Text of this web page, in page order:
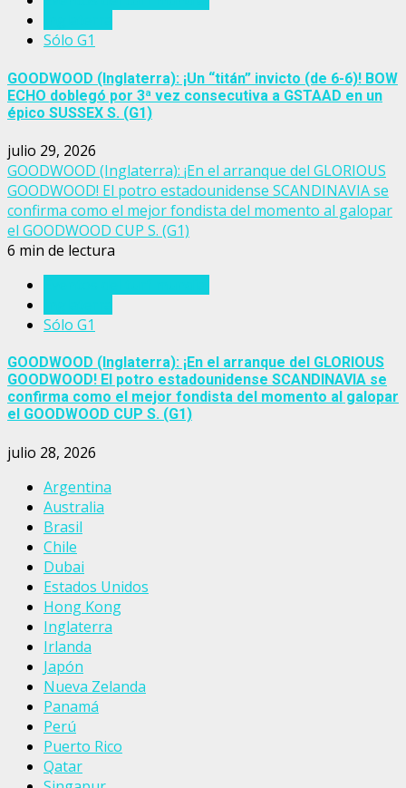
Sólo G1
GOODWOOD (Inglaterra): ¡Un “titán” invicto (de 6-6)! BOW
ECHO doblegó por 3ª vez consecutiva a GSTAAD en un
épico SUSSEX S. (G1)
julio 29, 2026
GOODWOOD (Inglaterra): ¡En el arranque del GLORIOUS
GOODWOOD! El potro estadounidense SCANDINAVIA se
confirma como el mejor fondista del momento al galopar
el GOODWOOD CUP S. (G1)
6 min de lectura
Sólo G1
GOODWOOD (Inglaterra): ¡En el arranque del GLORIOUS
GOODWOOD! El potro estadounidense SCANDINAVIA se
confirma como el mejor fondista del momento al galopar
el GOODWOOD CUP S. (G1)
julio 28, 2026
Argentina
Australia
Brasil
Chile
Dubai
Estados Unidos
Hong Kong
Inglaterra
Irlanda
Japón
Nueva Zelanda
Panamá
Perú
Puerto Rico
Qatar